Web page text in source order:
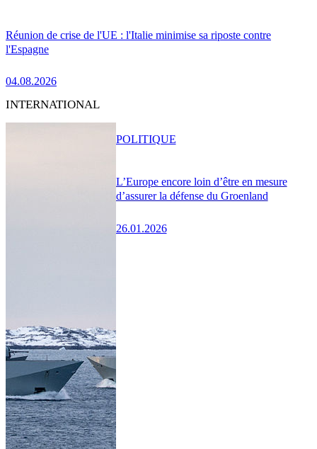
Réunion de crise de l'UE : l'Italie minimise sa riposte contre
l'Espagne
04.08.2026
INTERNATIONAL
L’Europe encore loin d’être en mesure
d’assurer la défense du Groenland
26.01.2026
POLITIQUE